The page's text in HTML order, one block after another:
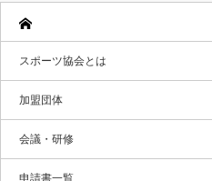
スポーツ協会とは
加盟団体
会議・研修
申請書一覧